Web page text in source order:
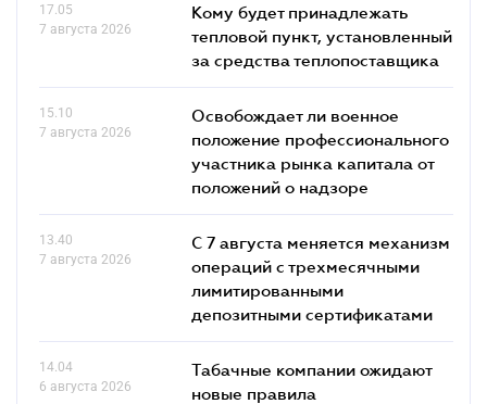
17.05
7 августа 2026
Кому будет принадлежать
тепловой пункт, установленный
за средства теплопоставщика
15.10
7 августа 2026
Освобождает ли военное
положение профессионального
участника рынка капитала от
положений о надзоре
13.40
7 августа 2026
С 7 августа меняется механизм
операций с трехмесячными
лимитированными
депозитными сертификатами
14.04
6 августа 2026
Табачные компании ожидают
новые правила